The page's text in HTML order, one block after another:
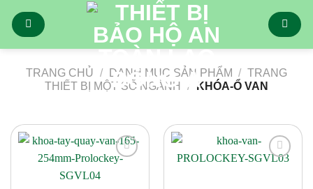
qua
TRANG CHỦ / DANH MỤC SẢN PHẨM / TRANG
THIẾT BỊ MỘT SỐ NGÀNH
/ KHÓA-Ổ VAN